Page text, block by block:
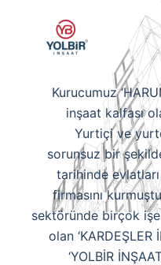
Kurucumuz
inşaat kalfası
Yurtiçi ve
sorunsuz bir
tarihinde evlatları
firmasını
sektöründe birçok işe
olan ‘KARDEŞLER
‘YOLBİR